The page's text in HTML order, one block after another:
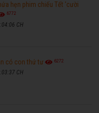
hẹn phim chiếu Tết 'cười
6772
CH
có con thứ tư 6272
CH